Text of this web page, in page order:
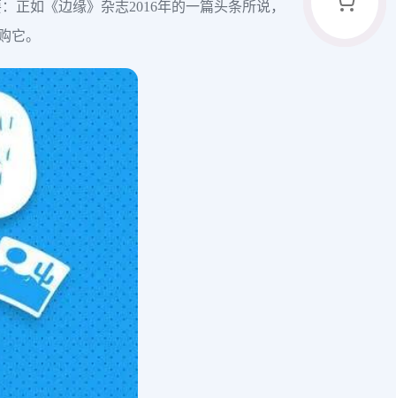
如《边缘》杂志2016年的一篇头条所说，
它。